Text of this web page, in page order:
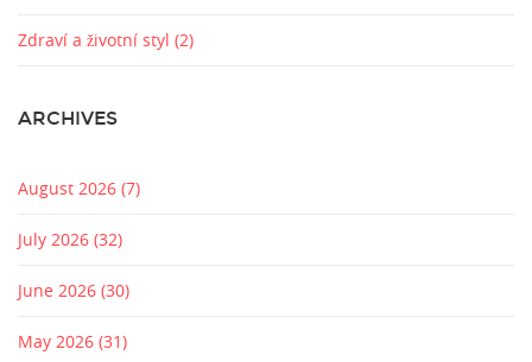
Zdraví a životní styl (2)
ARCHIVES
August 2026 (7)
July 2026 (32)
June 2026 (30)
May 2026 (31)